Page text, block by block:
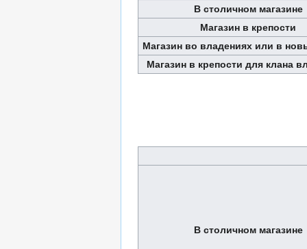
В столичном магазине
Магазин в крепости
Магазин во владениях или в
Магазин в крепости для клана
В столичном магазине